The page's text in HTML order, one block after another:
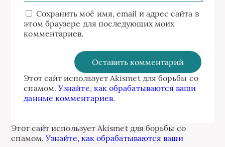
Сохранить моё имя, email и адрес сайта в
этом браузере для последующих моих
комментариев.
Этот сайт использует Akismet для борьбы со
спамом.Узнайте, как обрабатываются ваши
данные комментариев.
Этот сайт использует Akismet для борьбы со
спамом.Узнайте, как обрабатываются ваши